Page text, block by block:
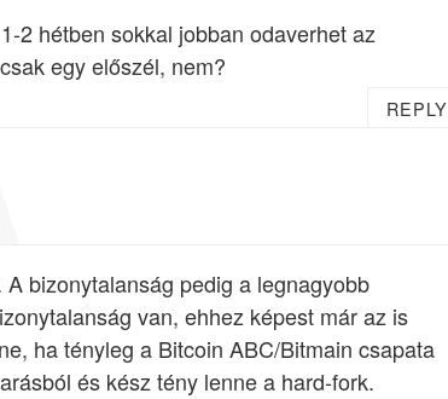
2 hétben sokkal jobban odaverhet az
egy előszél, nem?
REPLY
bizonytalanság pedig a legnagyobb
van, ehhez képest már az is
ha tényleg a Bitcoin ABC/Bitmain csapata
és kész tény lenne a hard-fork.